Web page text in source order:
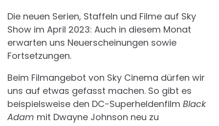
Die neuen Serien, Staffeln und Filme auf Sky
Show im April 2023: Auch in diesem Monat
erwarten uns Neuerscheinungen sowie
Fortsetzungen.
Beim Filmangebot von Sky Cinema dürfen wir
uns auf etwas gefasst machen. So gibt es
beispielsweise den DC-Superheldenfilm Black
Adam mit Dwayne Johnson neu zu